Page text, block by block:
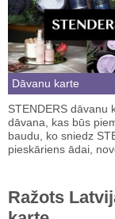
Dāvanu karte
STENDERS dāvanu
dāvana, kas būs
baudu, ko sniedz
pieskāriens ādai,
Ražots